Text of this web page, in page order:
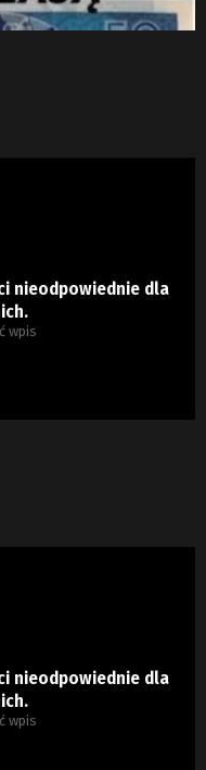
nieodpowiednie dla
wpis
nieodpowiednie dla
wpis